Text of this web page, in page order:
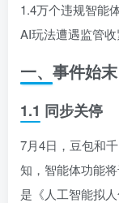
1.4万个违规智能
AI玩法遭遇监管收
一、事件始末
1.1 同步关停
7月4日，豆包和
知，智能体功能
是《人工智能拟